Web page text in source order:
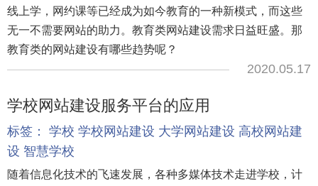
线上学，网约课等已经成为如今教育的一种新模式，而这些
无一不需要网站的助力。教育类网站建设需求日益旺盛。那
教育类的网站建设有哪些趋势呢？
2020.05.17
学校网站建设服务平台的应用
标签： 学校 学校网站建设 大学网站建设 高校网站建
设 智慧学校
随着信息化技术的飞速发展，各种多媒体技术走进学校，计